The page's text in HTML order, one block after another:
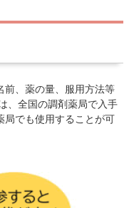
前、薬の量、服用方法等
、全国の調剤薬局で入手
局でも使用することが可